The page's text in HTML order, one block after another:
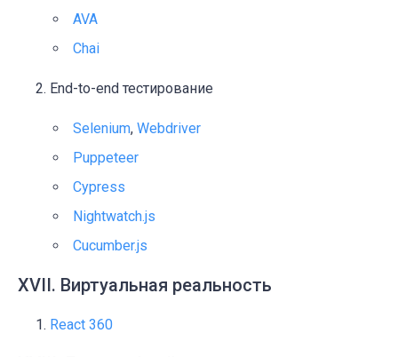
AVA
Chai
End-to-end тестирование
Selenium, Webdriver
Puppeteer
Cypress
Nightwatch.js
Cucumber.js
XVII. Виртуальная реальность
React 360